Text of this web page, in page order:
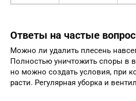
Ответы на частые
Можно ли удалить плесень
Полностью уничтожить споры в
но можно создать условия, при
расти. Регулярная уборка и